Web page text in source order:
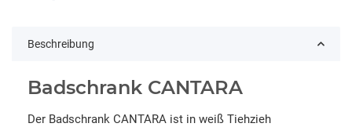
Beschreibung
Badschrank CANTARA
Der Badschrank CANTARA ist in weiß Tiehzieh